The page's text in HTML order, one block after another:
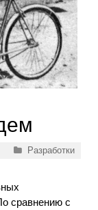
Рубрики
Разработки
сравнению с